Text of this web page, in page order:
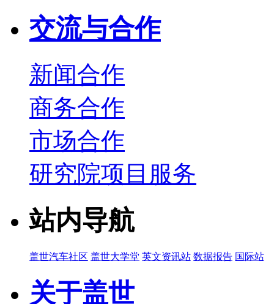
交流与合作
新闻合作
商务合作
市场合作
研究院项目服务
站内导航
盖世汽车社区 盖世大学堂 英文资讯站 数据报告 国际站
关于盖世